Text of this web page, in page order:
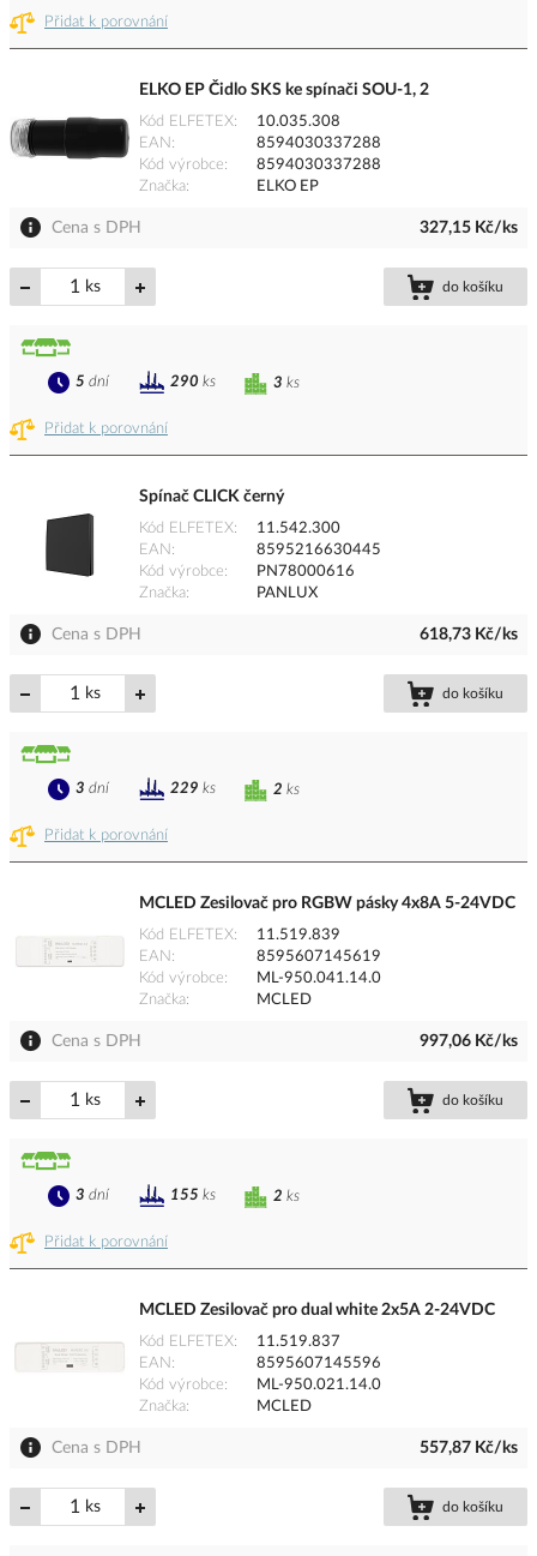
Přidat k porovnání
ELKO EP Čidlo SKS ke spínači SOU-1, 2
Kód ELFETEX
10.035.308
EAN
8594030337288
Kód výrobce
8594030337288
Značka
ELKO EP
Cena s DPH 327,15 Kč/ks
ks do košíku
Přidat k porovnání
3 ks
5 dní 290 ks
Spínač CLICK černý
Kód ELFETEX
11.542.300
EAN
8595216630445
Kód výrobce
PN78000616
Značka
PANLUX
Cena s DPH 618,73 Kč/ks
ks do košíku
Přidat k porovnání
2 ks
3 dní 229 ks
MCLED Zesilovač pro RGBW pásky 4x8A 5-24VDC
Kód ELFETEX
11.519.839
EAN
8595607145619
Kód výrobce
ML-950.041.14.0
Značka
MCLED
Cena s DPH 997,06 Kč/ks
ks do košíku
Přidat k porovnání
2 ks
3 dní 155 ks
MCLED Zesilovač pro dual white 2x5A 2-24VDC
Kód ELFETEX
11.519.837
EAN
8595607145596
Kód výrobce
ML-950.021.14.0
Značka
MCLED
Cena s DPH 557,87 Kč/ks
ks do košíku